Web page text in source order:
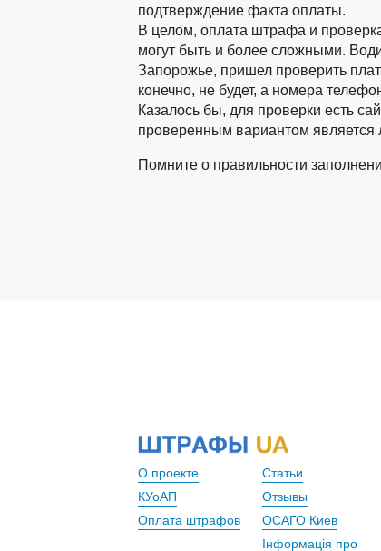
подтверждение факта оплаты.
В целом, оплата штрафа и
могут быть и более сложными.
Запорожье, пришел проверить
конечно, не будет, а номера
Казалось бы, для проверки есть
проверенным вариантом
Помните о правильности
О проекте Статьи
КУоАП
Отзывы
Оплата штрафов
ОСАГО Киев
Інформація про